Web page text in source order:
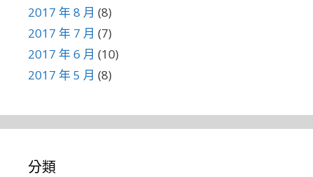
2017 年 8 月 (8)
2017 年 7 月 (7)
2017 年 6 月 (10)
2017 年 5 月 (8)
分類